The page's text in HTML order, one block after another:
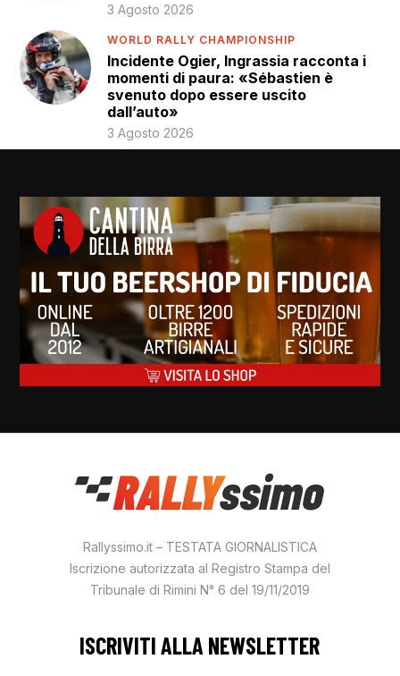
3 Agosto 2026
WORLD RALLY CHAMPIONSHIP
Incidente Ogier, Ingrassia racconta i
momenti di paura: «Sébastien è
svenuto dopo essere uscito
dall’auto»
3 Agosto 2026
Rallyssimo.it – TESTATA GIORNALISTICA
Iscrizione autorizzata al Registro Stampa del
Tribunale di Rimini N° 6 del 19/11/2019
ISCRIVITI ALLA NEWSLETTER